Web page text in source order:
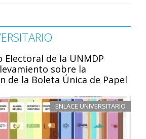
Electoral de la UNMDP
sobre la
de la Boleta Única de Papel
ENLACE UNIVERSITARIO